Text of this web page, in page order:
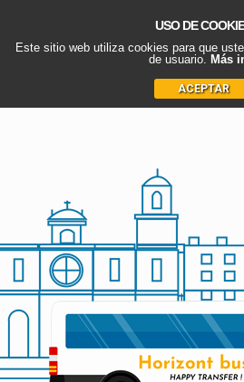
USO DE
Este sitio web utiliza cookies para que
de usuario. Más
ACEPTAR